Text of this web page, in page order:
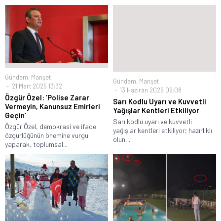
Gündem, Manşet
21 Mart 2025 13:32
Özgür Özel: ‘Polise Zarar
Vermeyin, Kanunsuz Emirleri
Geçin’
Özgür Özel, demokrasi ve ifade
özgürlüğünün önemine vurgu
yaparak, toplumsal...
Gündem, Manşet
13 Haziran 2026 09:08
Sarı Kodlu Uyarı ve Kuvvetli
Yağışlar Kentleri Etkiliyor
Sarı kodlu uyarı ve kuvvetli
yağışlar kentleri etkiliyor; hazırlıklı
olun,...